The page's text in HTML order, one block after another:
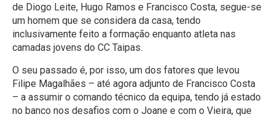
de Diogo Leite, Hugo Ramos e Francisco Costa, segue-se
um homem que se considera da casa, tendo
inclusivamente feito a formação enquanto atleta nas
camadas jovens do CC Taipas.
O seu passado é, por isso, um dos fatores que levou
Filipe Magalhães – até agora adjunto de Francisco Costa
– a assumir o comando técnico da equipa, tendo já estado
no banco nos desafios com o Joane e com o Vieira, que